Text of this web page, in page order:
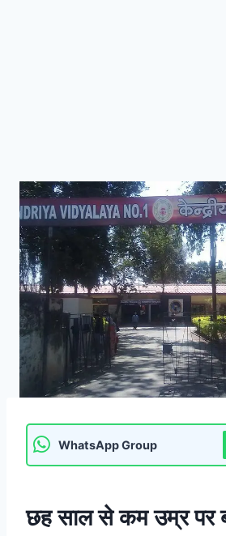
WhatsApp Group
छह साल से कम उम्र पर